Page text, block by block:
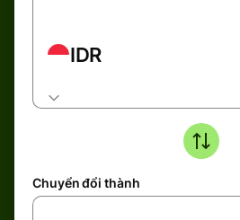
IDR
Chuyển đổi thành